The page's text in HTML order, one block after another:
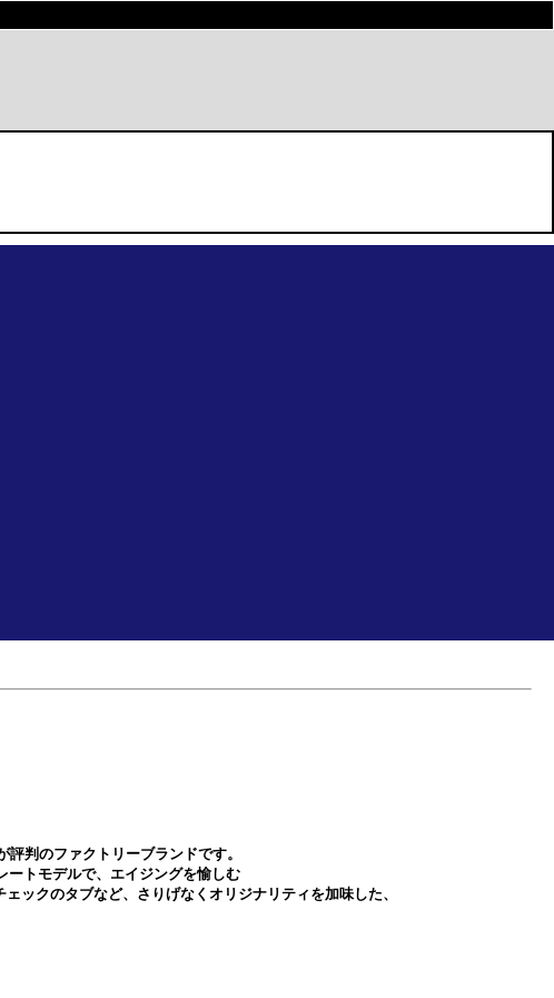
判のファクトリーブランドです。
ートモデルで、エイジングを愉しむ
ックのタブなど、さりげなくオリジナリティを加味した、